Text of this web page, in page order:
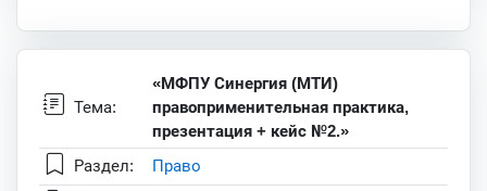
Тема:
«МФПУ Синергия (МТИ)
правоприменительная практика,
презентация + кейс №2.»
Раздел:
Право